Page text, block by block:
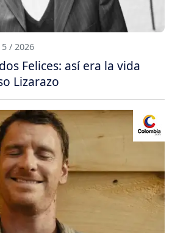
/ 2026
Felices: así era la vida
Lizarazo